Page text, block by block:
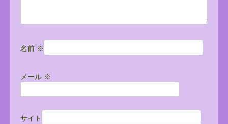
名前 ※
メール ※
サイト